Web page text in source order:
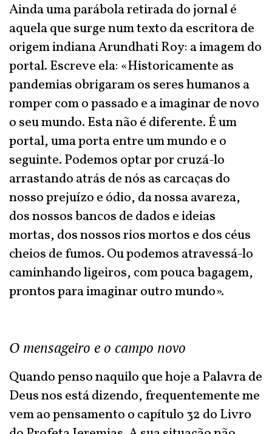
Ainda uma parábola retirada do jornal é
aquela que surge num texto da escritora de
origem indiana Arundhati Roy: a imagem do
portal. Escreve ela: «Historicamente as
pandemias obrigaram os seres humanos a
romper com o passado e a imaginar de novo
o seu mundo. Esta não é diferente. É um
portal, uma porta entre um mundo e o
seguinte. Podemos optar por cruzá-lo
arrastando atrás de nós as carcaças do
nosso prejuízo e ódio, da nossa avareza,
dos nossos bancos de dados e ideias
mortas, dos nossos rios mortos e dos céus
cheios de fumos. Ou podemos atravessá-lo
caminhando ligeiros, com pouca bagagem,
prontos para imaginar outro mundo».
O mensageiro e o campo novo
Quando penso naquilo que hoje a Palavra de
Deus nos está dizendo, frequentemente me
vem ao pensamento o capítulo 32 do Livro